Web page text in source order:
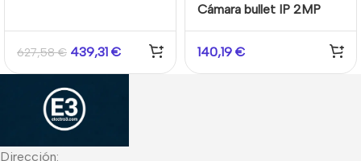
627,58€ 439,31 €
Cámara bullet IP 2MP
2.8mm Audio para
exteriores Wifi
140,19 €
Dirección: